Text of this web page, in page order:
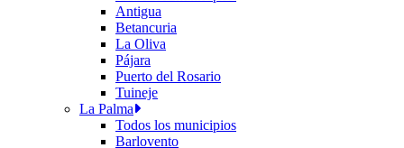
Antigua
Betancuria
La Oliva
Pájara
Puerto del Rosario
Tuineje
La Palma
Todos los municipios
Barlovento